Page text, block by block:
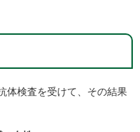
体検査を受けて、その結果